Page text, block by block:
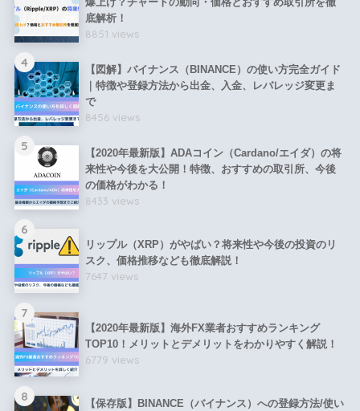
底解析！
8851 views
4
【図解】バイナンス（BINANCE）の使い方完全ガイド
｜特徴や登録方法から出金、入金、レバレッジ変更ま
で
8456 views
5
【2020年最新版】ADAコイン（Cardano/エイダ）の将
来性や今後を大公開！特徴、おすすめの取引所、今後
の価格がわかる！
8433 views
6
リップル（XRP）がやばい？将来性や今後の投資のリ
スク、価格推移なども徹底解説！
7647 views
7
【2020年最新版】海外FX業者おすすめランキング
TOP10！メリットとデメリットをわかりやすく解説！
6779 views
8
【保存版】BINANCE（バイナンス）への登録方法/使い